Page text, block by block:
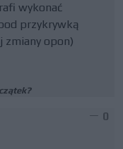
wykonać
przykrywką
zmiany opon)
0